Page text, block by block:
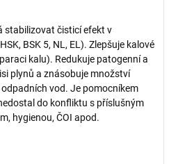
stabilizovat čisticí efekt v
BSK 5, NL, EL). Zlepšuje kalové
kalu). Redukuje patogenní a
plynů a znásobuje množství
vod. Je pomocníkem
do konfliktu s příslušným
hygienou, ČOI apod.